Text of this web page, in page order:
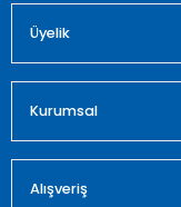
Üyelik
Kurumsal
Alışveriş